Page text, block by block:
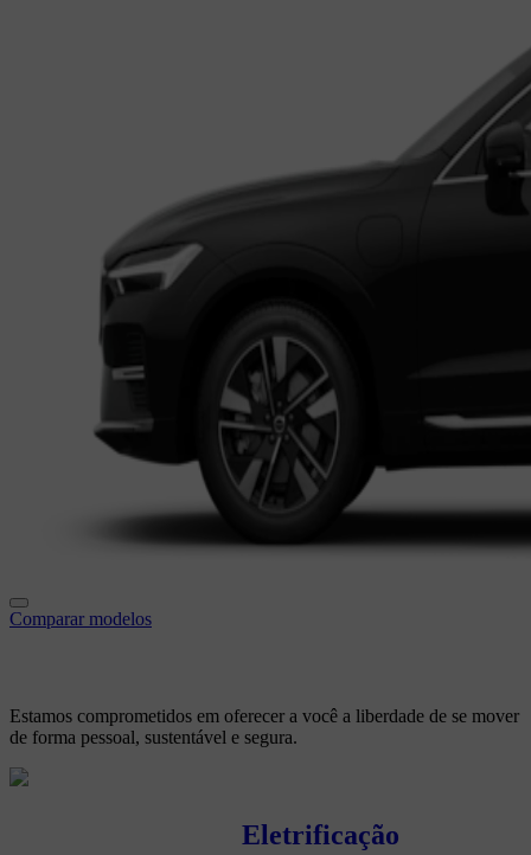
Comparar modelos
Estamos comprometidos em oferecer a você a liberdade de se mover
de forma pessoal, sustentável e segura.
Eletrificação